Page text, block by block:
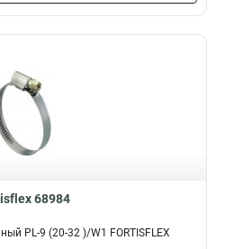
68984
PL-9 (20-32 )/W1 FORTISFLEX